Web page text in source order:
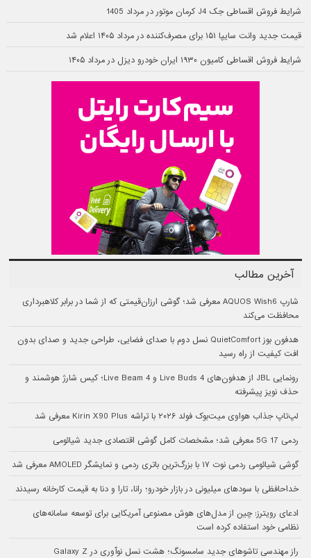
شرایط فروش اقساطی جک J4 کرمان موتور در مرداد 1405
قیمت جدید وانت سایپا ۱۵۱ برای مصرف‌کننده در مرداد ۱۴۰۵ اعلام شد
شرایط فروش اقساطی کامیون ۱۹۳۰ ایران خودرو دیزل در مرداد ۱۴۰۵
آخرین مطالب
شارپ AQUOS Wish6 معرفی شد؛ گوشی ارزان‌قیمتی که از شما در برابر کلاهبرداری
محافظت می‌کند
هدفون بوز QuietComfort نسل دوم با صدای فضایی، طراحی جدید و صدای بدون
افت کیفیت از راه رسید
رونمایی JBL از هدفون‌های Live Buds 4 و Live Beam 4؛ کیس شارژ هوشمند و
حذف نویز پیشرفته
لپ‌تاپ جذاب هواوی میت‌بوک فولد ۲۰۲۶ با تراشه Kirin X90 Plus معرفی شد
ردمی 17 5G معرفی شد؛ مشخصات کامل گوشی اقتصادی جدید شیائومی
گوشی شیائومی ردمی نوت ۱۷ با بزرگ‌ترین باتری ردمی و نمایشگر AMOLED معرفی شد
خداحافظی با سودهای میلیونی در بازار خودرو؛ رانا، تارا و دنا به قیمت کارخانه رسیدند
ادعای رویترز: چین از مدل‌های هوش مصنوعی آمریکایی برای توسعه سامانه‌های
نظامی خود استفاده کرده است
راز مهندسی تاشوهای جدید سامسونگ؛ هشت نسل نوآوری در Galaxy Z